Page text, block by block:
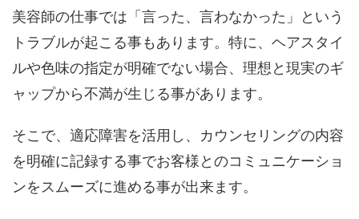
美容師の仕事では「言った、言わなかった」という
トラブルが起こる事もあります。特に、ヘアスタイ
ルや色味の指定が明確でない場合、理想と現実のギ
ャップから不満が生じる事があります。
そこで、適応障害を活用し、カウンセリングの内容
を明確に記録する事でお客様とのコミュニケーショ
ンをスムーズに進める事が出来ます。